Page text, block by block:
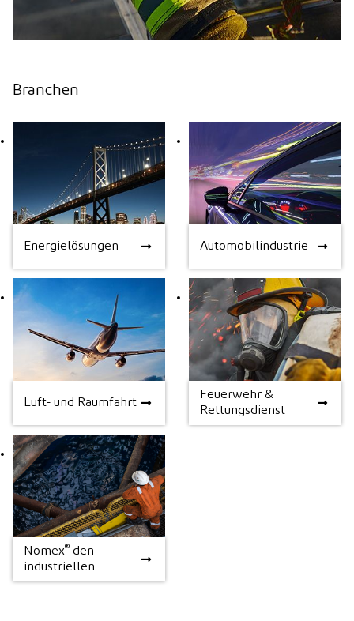
Branchen
Energielösungen
Energielösungen Automobilindustrie
Automobilindustrie
Luft- und Raumfahrt
Luft- und Raumfahrt
Feuerwehr &
Rettungsdienst
Feuerwehr &
Rettungsdienst
Nomex
den
industriellen
Nomex® den
industriellen
Arbeitsschutz